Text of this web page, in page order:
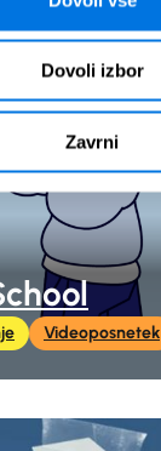
Dovoli izbor
Zavrni
Videoposnetek